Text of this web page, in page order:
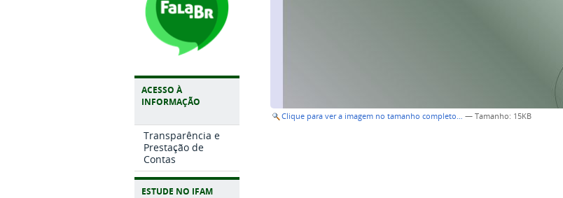
ACESSO À
INFORMAÇÃO
Transparência e
Prestação de
Contas
ESTUDE NO IFAM
Clique para ver a imagem no tamanho completo… —Tamanho: 15KB